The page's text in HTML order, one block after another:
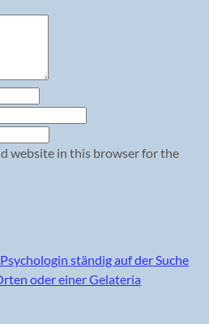
website in this browser for the